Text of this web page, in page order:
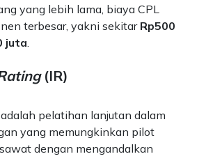
yang lebih lama, biaya CPL
terbesar, yakni sekitar Rp500
juta
(IR)
pelatihan lanjutan dalam
yang memungkinkan pilot
dengan mengandalkan